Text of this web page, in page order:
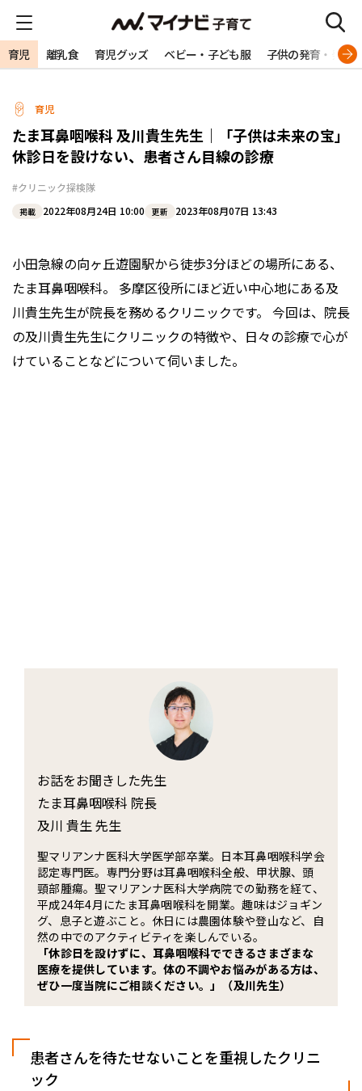
育児 離乳食 育児グッズ ベビー・子ども服 子供の発育・発達
育児
たま耳鼻咽喉科 及川貴生先生｜「子供は未来の宝」
休診日を設けない、患者さん目線の診療
#クリニック探検隊
掲載 2022年08月24日 10:00 更新 2023年08月07日 13:43
小田急線の向ヶ丘遊園駅から徒歩3分ほどの場所にある、
たま耳鼻咽喉科。 多摩区役所にほど近い中心地にある及
川貴生先生が院長を務めるクリニックです。 今回は、院長
の及川貴生先生にクリニックの特徴や、日々の診療で心が
けていることなどについて伺いました。
お話をお聞きした先生
たま耳鼻咽喉科 院長
及川 貴生 先生
聖マリアンナ医科大学医学部卒業。日本耳鼻咽喉科学会
認定専門医。専門分野は耳鼻咽喉科全般、甲状腺、頭
頸部腫瘍。聖マリアンナ医科大学病院での勤務を経て、
平成24年4月にたま耳鼻咽喉科を開業。趣味はジョギン
グ、息子と遊ぶこと。休日には農園体験や登山など、自
然の中でのアクティビティを楽しんでいる。
「休診日を設けずに、耳鼻咽喉科でできるさまざまな
医療を提供しています。体の不調やお悩みがある方は、
ぜひ一度当院にご相談ください。」（及川先生）
患者さんを待たせないことを重視したクリニ
ック